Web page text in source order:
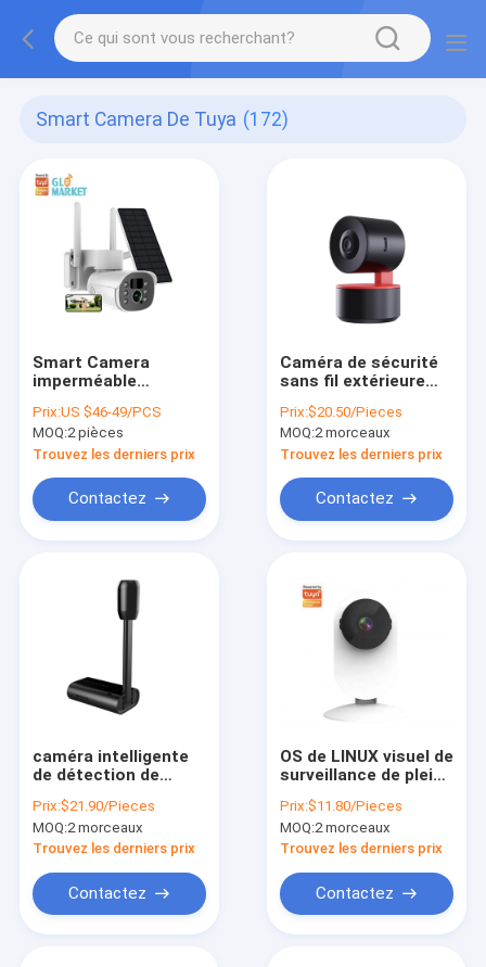
Smart Camera De Tuya (172)
Smart Camera
imperméable
caméra de Glomarket
Tuya de voix de
l'interphone HD de
soutien de contrôle
bi-directionnel
solaire d'APPLI
Prix:US $46-49/PCS
MOQ:2 pièces
Trouvez les derniers prix
Contactez
Caméra de sécurité
sans fil extérieure
caméra de H.264
1080p Tuya PTZ
Prix:$20.50/Pieces
MOQ:2 morceaux
Trouvez les derniers prix
Contactez
caméra intelligente
de détection de
1080P CMOS Tuya
Mini Camera IR 5m
Prix:$21.90/Pieces
MOQ:2 morceaux
Trouvez les derniers prix
Contactez
OS de LINUX visuel de
surveillance de plein
Camera d'ODM soin
d'aîné
Prix:$11.80/Pieces
MOQ:2 morceaux
Trouvez les derniers prix
Contactez